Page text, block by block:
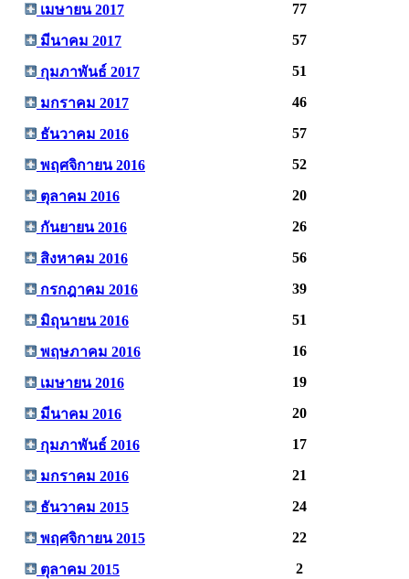
เมษายน 2017 77
มีนาคม 2017 57
กุมภาพันธ์ 2017 51
มกราคม 2017 46
ธันวาคม 2016 57
พฤศจิกายน 2016 52
ตุลาคม 2016 20
กันยายน 2016 26
สิงหาคม 2016 56
กรกฎาคม 2016 39
มิถุนายน 2016 51
พฤษภาคม 2016 16
เมษายน 2016 19
มีนาคม 2016 20
กุมภาพันธ์ 2016 17
มกราคม 2016 21
ธันวาคม 2015 24
พฤศจิกายน 2015 22
ตุลาคม 2015 2